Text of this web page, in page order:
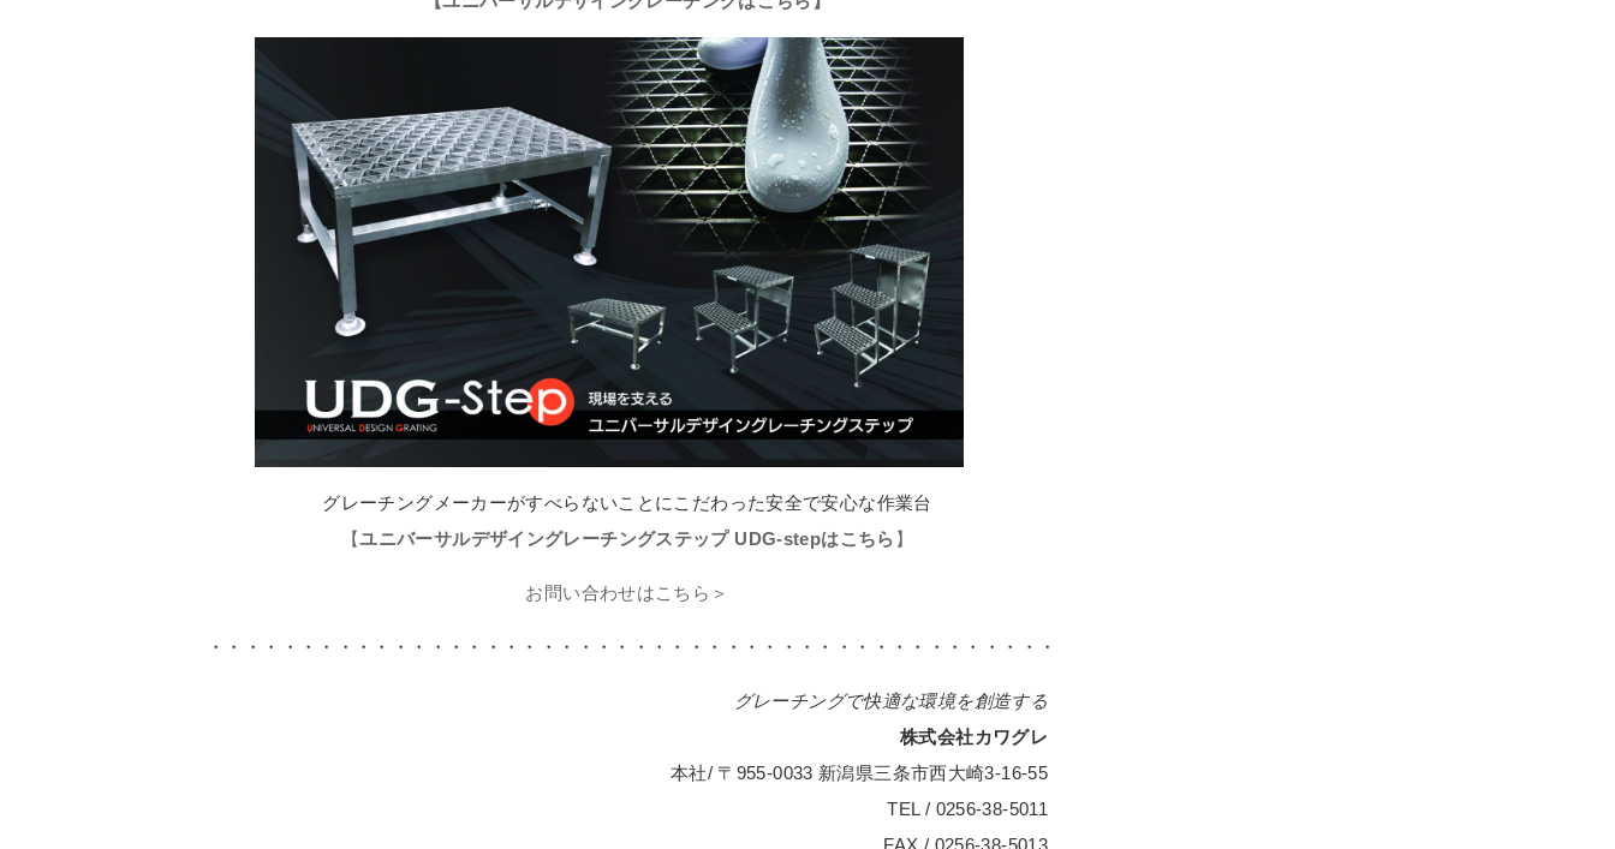
グレーチングメーカーがすべらないことにこだわった安全で安心な作業台
【ユニバーサルデザイングレーチングステップ UDG-stepはこちら 】
お問い合わせはこちら＞
・・・・・・・・・・・・・・・・・・・・・・・・・・・・・・・・・・・・・・・・・・・・・・
グレーチングで快適な環境を創造する
株式会社カワグレ
本社/ 〒955-0033 新潟県三条市西大崎3-16-55
TEL / 0256-38-5011
FAX / 0256-38-5013